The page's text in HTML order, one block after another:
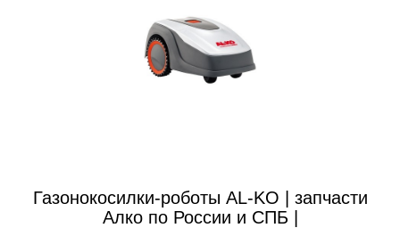
Газонокосилки-роботы AL-KO | запчасти
Алко по России и СПБ |